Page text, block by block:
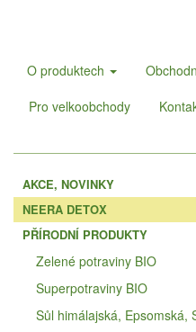
O produktech
Pro velkoobchody
AKCE, NOVINKY
NEERA DETOX
PŘÍRODNÍ PRODUKTY
Zelené potraviny BIO
Superpotraviny BIO
Sůl himálajská, Epsomská,